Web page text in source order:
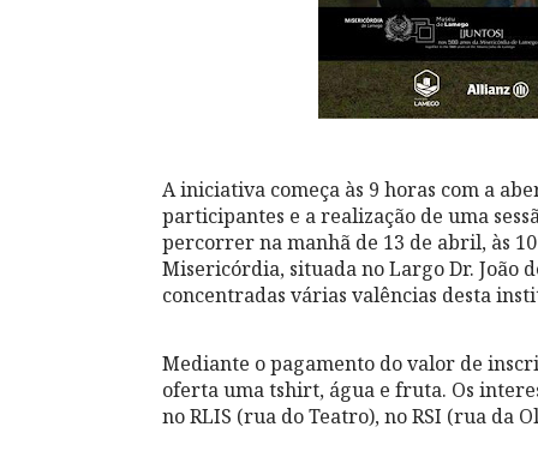
A iniciativa começa às 9 horas com a
participantes e a realização de uma
percorrer na manhã de 13 de abril, às
Misericórdia, situada no Largo Dr. João
concentradas várias valências desta
Mediante o pagamento do valor de
oferta uma tshirt, água e fruta. Os
no RLIS (rua do Teatro), no RSI (rua da